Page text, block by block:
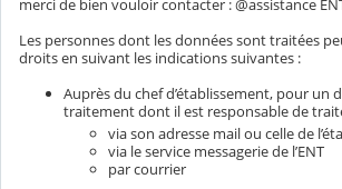
merci de bien vouloir contacter : @assistance
Les personnes dont les données sont traitées
droits en suivant les indications suivantes :
Auprès du chef d’établissement, pour un
traitement dont il est responsable de
via son adresse mail ou celle de
via le service messagerie de l’ENT
par courrier